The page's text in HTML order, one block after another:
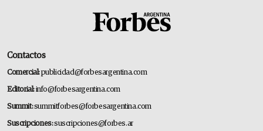
Contactos
Comercial:publicidad@forbesargentina.com
Editorial:info@forbesargentina.com
Summit:summitforbes@forbesargentina.com
Suscripciones:suscripciones@forbes.ar